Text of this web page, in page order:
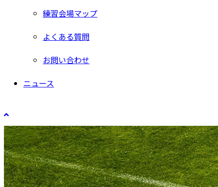
練習会場マップ
よくある質問
お問い合わせ
ニュース